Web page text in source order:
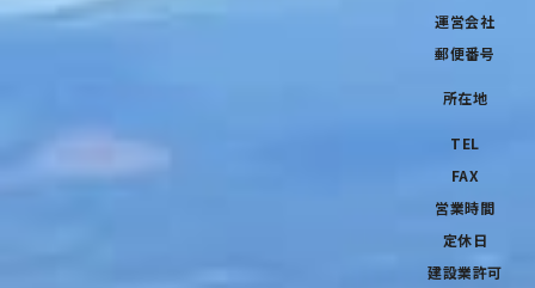
運営会社
郵便番号
所在地
TEL
FAX
営業時間
定休日
建設業許可